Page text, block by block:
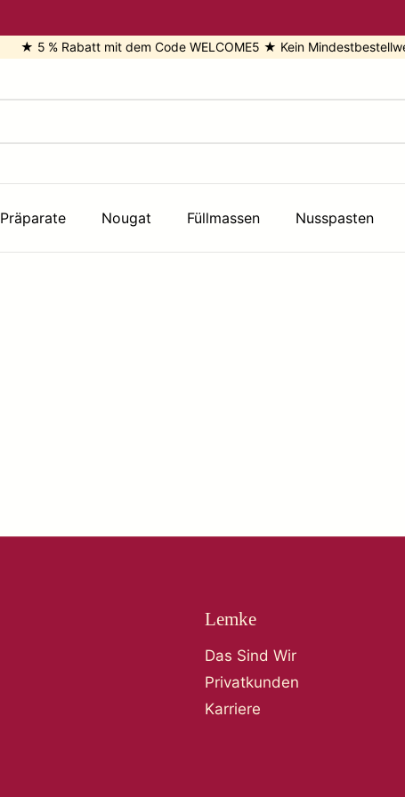
★ 5 % Rabatt mit dem Code WELCOME5 ★ Kein
Präparate Nougat Füllmassen Nusspasten
Lemke
Das Sind Wir
Privatkunden
Karriere